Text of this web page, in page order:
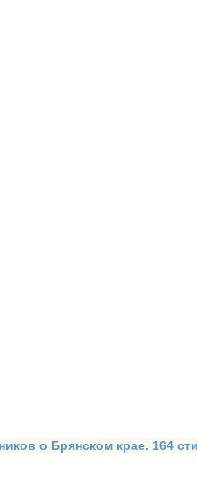
о Брянском крае. 164